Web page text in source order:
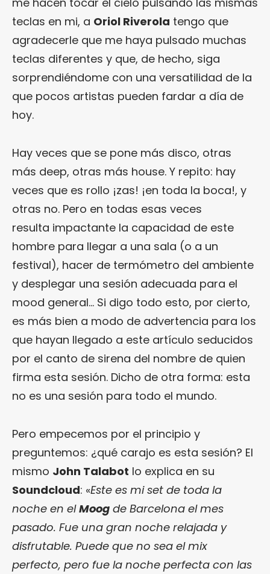
teclas en mi, a Oriol Riverola tengo que
agradecerle que me haya pulsado muchas
teclas diferentes y que, de hecho, siga
sorprendiéndome con una versatilidad de la
que pocos artistas pueden fardar a día de
hoy.
Hay veces que se pone más disco, otras
más deep, otras más house. Y repito: hay
veces que es rollo ¡zas! ¡en toda la boca!, y
otras no. Pero en todas esas veces
resulta impactante la capacidad de este
hombre para llegar a una sala (o a un
festival), hacer de termómetro del ambiente
y desplegar una sesión adecuada para el
mood general… Si digo todo esto, por cierto,
es más bien a modo de advertencia para los
que hayan llegado a este artículo seducidos
por el canto de sirena del nombre de quien
firma esta sesión. Dicho de otra forma: esta
no es una sesión para todo el mundo.
Pero empecemos por el principio y
preguntemos: ¿qué carajo es esta sesión? El
mismo John Talabot lo explica en su
Soundcloud: «Este es mi set de toda la
noche en elMoog de Barcelona el mes
pasado. Fue una gran noche relajada y
disfrutable. Puede que no sea el mix
perfecto, pero fue la noche perfecta con las